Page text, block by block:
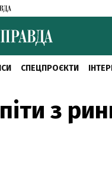
СПЕЦПРОЄКТИ
з